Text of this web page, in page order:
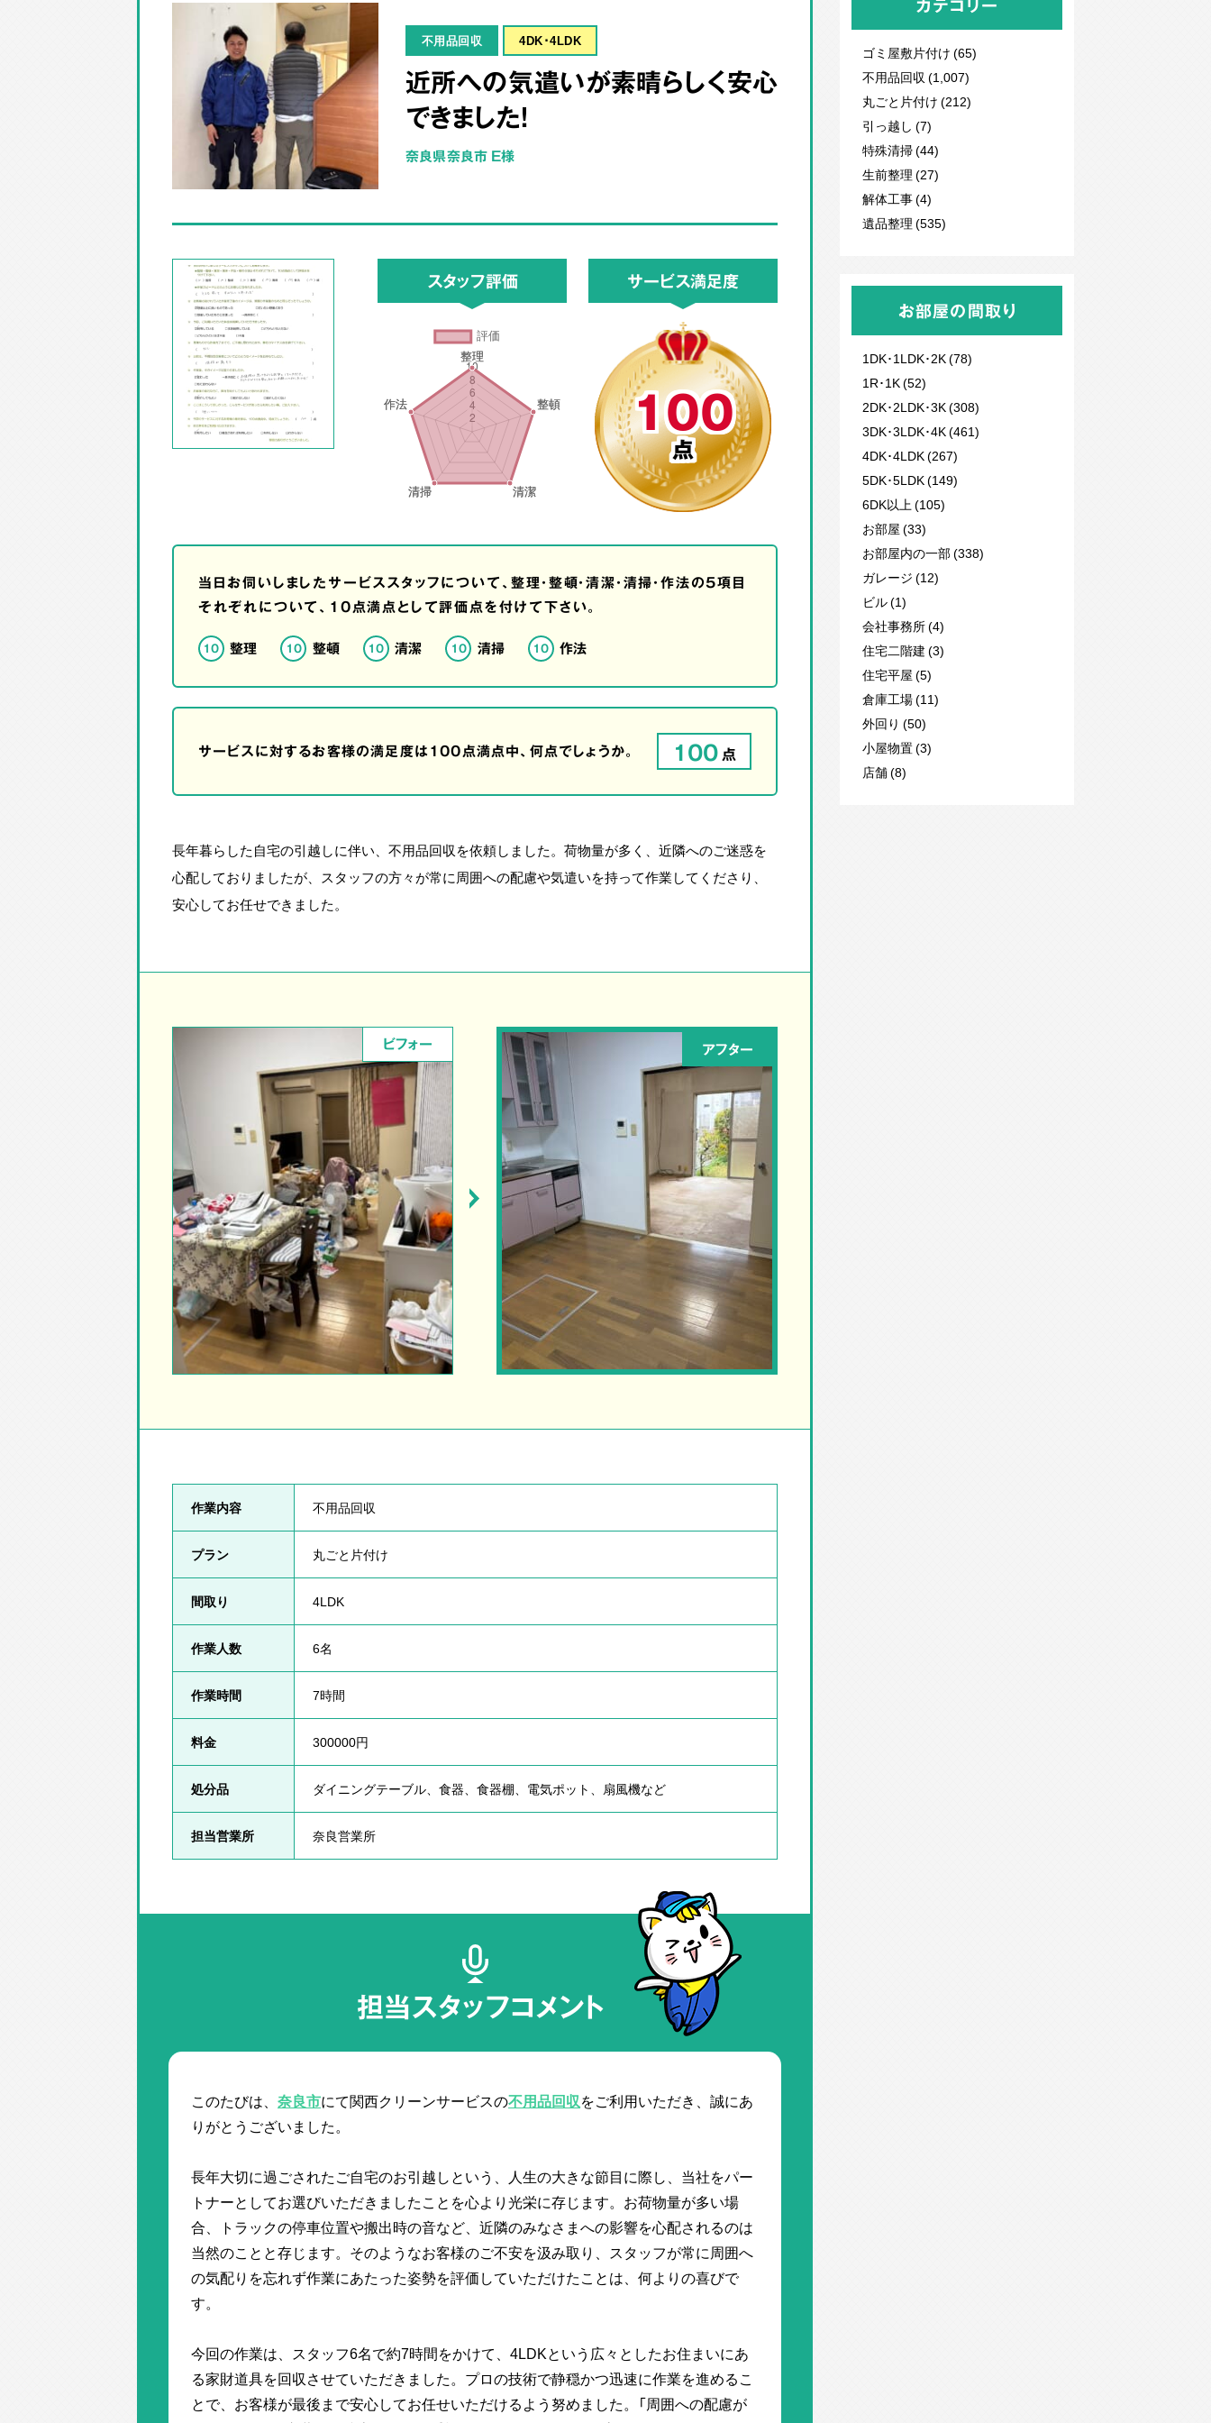
不用品回収 4DK･4LDK
近所への気遣いが素晴らしく安心
できました！
奈良県奈良市 E様
スタッフ評価 サービス満足度
100
点
当日お伺いしましたサービススタッフについて、整理・整頓・清潔・清掃・作法の5項目
それぞれについて、10点満点として評価点を付けて下さい。
10 整理 10 整頓 10 清潔 10 清掃 10 作法
サービスに対するお客様の満足度は100点満点中、何点でしょうか。 100 点
長年暮らした自宅の引越しに伴い、不用品回収を依頼しました。荷物量が多く、近隣へのご迷惑を
心配しておりましたが、スタッフの方々が常に周囲への配慮や気遣いを持って作業してくださり、
安心してお任せできました。
ビフォー アフター
作業内容 不用品回収
プラン 丸ごと片付け
間取り 4LDK
作業人数 6名
作業時間 7時間
料金 300000円
処分品 ダイニングテーブル、食器、食器棚、電気ポット、扇風機など
担当営業所 奈良営業所
担当スタッフコメント
このたびは、 奈良市にて関西クリーンサービスの不用品回収をご利用いただき、誠にあ
りがとうございました。
長年大切に過ごされたご自宅のお引越しという、人生の大きな節目に際し、当社をパー
トナーとしてお選びいただきましたことを心より光栄に存じます。お荷物量が多い場
合、トラックの停車位置や搬出時の音など、近隣のみなさまへの影響を心配されるのは
当然のことと存じます。そのようなお客様のご不安を汲み取り、スタッフが常に周囲へ
の気配りを忘れず作業にあたった姿勢を評価していただけたことは、何よりの喜びで
す。
今回の作業は、スタッフ6名で約7時間をかけて、4LDKという広々としたお住まいにあ
る家財道具を回収させていただきました。プロの技術で静穏かつ迅速に作業を進めるこ
とで、お客様が最後まで安心してお任せいただけるよう努めました。「周囲への配慮が
カテゴリー
ゴミ屋敷片付け (65)
不用品回収 (1,007)
丸ごと片付け (212)
引っ越し (7)
特殊清掃 (44)
生前整理 (27)
解体工事 (4)
遺品整理 (535)
お部屋の間取り
1DK･1LDK･2K (78)
1R･1K (52)
2DK･2LDK･3K (308)
3DK･3LDK･4K (461)
4DK･4LDK (267)
5DK･5LDK (149)
6DK以上 (105)
お部屋 (33)
お部屋内の一部 (338)
ガレージ (12)
ビル (1)
会社事務所 (4)
住宅二階建 (3)
住宅平屋 (5)
倉庫工場 (11)
外回り (50)
小屋物置 (3)
店舗 (8)